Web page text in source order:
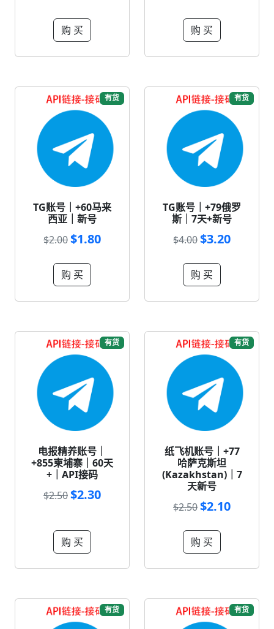
购 买 购 买
有货
TG账号｜+60马来
西亚｜新号
$2.00$1.80
购 买
有货
TG账号｜+79俄罗
斯｜7天+新号
$4.00$3.20
购 买
有货
电报精养账号｜
+855柬埔寨｜60天
+｜API接码
$2.50$2.30
购 买
有货
纸飞机账号｜+77
哈萨克斯坦
(Kazakhstan)｜7
天新号
$2.50$2.10
购 买
有货 有货